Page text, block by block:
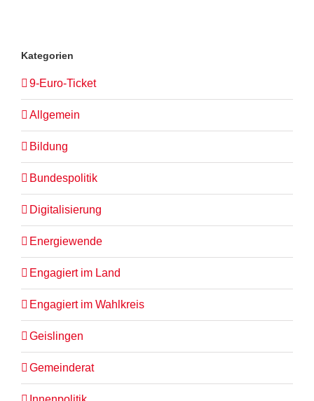
Kategorien
9-Euro-Ticket
Allgemein
Bildung
Bundespolitik
Digitalisierung
Energiewende
Engagiert im Land
Engagiert im Wahlkreis
Geislingen
Gemeinderat